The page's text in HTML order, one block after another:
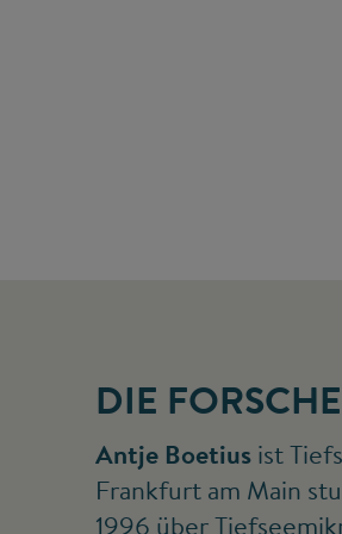
DIE
Antje Boetius ist
Frankfurt am Main
1996 über